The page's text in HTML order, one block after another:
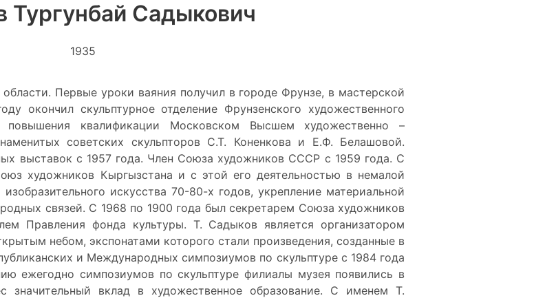
Тургунбай Садыкович
1935
Первые уроки ваяния получил в городе Фрунзе, в мастерской
окончил скульптурное отделение Фрунзенского художественного
квалификации Московском Высшем художественно –
советских скульпторов С.Т. Коненкова и Е.Ф. Белашовой.
выставок с 1957 года. Член Союза художников СССР с 1959 года. С
художников Кыргызстана и с этой его деятельностью в немалой
искусства 70-80-х годов, укрепление материальной
связей. С 1968 по 1900 года был секретарем Союза художников
Правления фонда культуры. Т. Садыков является организатором
небом, экспонатами которого стали произведения, созданные в
и Международных симпозиумов по скульптуре с 1984 года
ежегодно симпозиумов по скульптуре филиалы музея появились в
значительный вклад в художественное образование. С именем Т.